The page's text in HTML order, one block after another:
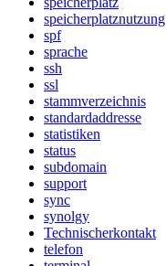
speicherplatznutzung
spf
sprache
ssh
ssl
stammverzeichnis
standardaddresse
statistiken
status
subdomain
support
sync
synolgy
Technischerkontakt
telefon